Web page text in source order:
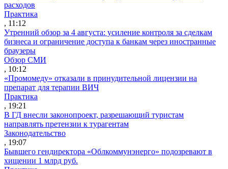
расходов
Практика
, 11:12
Утренний обзор за 4 августа: усиление контроля за сделкам
бизнеса и ограничение доступа к банкам через иностранные
браузеры
Обзор СМИ
, 10:12
«Промомеду» отказали в принудительной лицензии на
препарат для терапии ВИЧ
Практика
, 19:21
В ГД внесли законопроект, разрешающий туристам
направлять претензии к турагентам
Законодательство
, 19:07
Бывшего гендиректора «Облкоммунэнерго» подозревают в
хищении 1 млрд руб.